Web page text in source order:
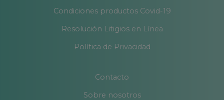
Condiciones productos Covid-19
Resolución Litigios en Línea
Política de Privacidad
Contacto
Sobre nosotros